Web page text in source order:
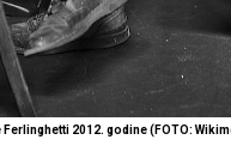
Ferlinghetti 2012. godine (FOTO: